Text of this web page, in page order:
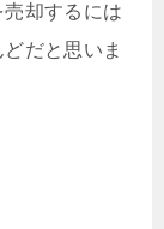
却するには
だと思いま